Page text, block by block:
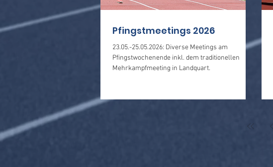
Pfingstmeetings 2026
23.05.-25.05.2026: Diverse Meetings am
Pfingstwochenende inkl. dem traditionellen
Mehrkampfmeeting in Landquart.